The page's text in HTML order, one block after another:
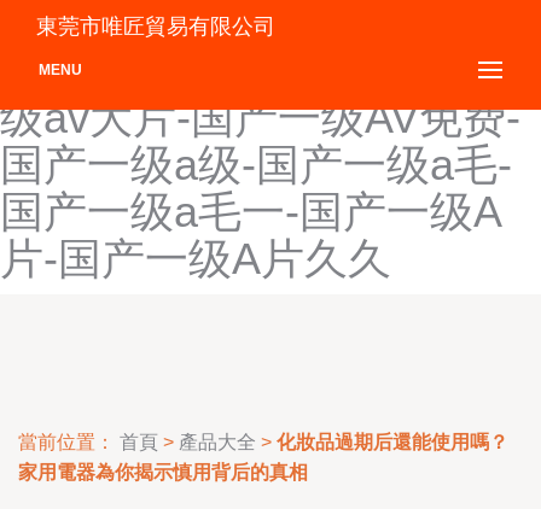
国产一二视频-国产一国产看
免费-国产一国产一-国产一
级av大片-国产一级AV免费-
国产一级a级-国产一级a毛-
国产一级a毛一-国产一级A
片-国产一级A片久久
東莞市唯匠貿易有限公司
MENU
當前位置： 首頁 > 產品大全 > 化妝品過期后還能使用嗎？
家用電器為你揭示慎用背后的真相